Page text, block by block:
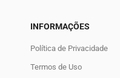
INFORMAÇÕES
Política de Privacidade
Termos de Uso